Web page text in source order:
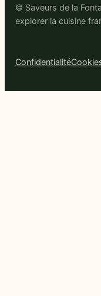
© Saveurs de la
explorer la cuisine
Confidentialité